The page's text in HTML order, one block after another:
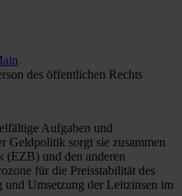
des öffentlichen Rechts
Aufgaben und
Geldpolitik sorgt sie zusammen
(EZB) und den anderen
für die Preisstabilität des
Umsetzung der Leitzinsen im